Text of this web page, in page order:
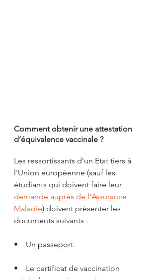
Comment obtenir une attestation
d’équivalence vaccinale ?
Les ressortissants d'un Etat tiers à
l'Union européenne (sauf les
étudiants qui doivent faire leur
demande auprès de l'Assurance
Maladie) doivent présenter les
documents suivants :
•    Un passeport.
•    Le certificat de vaccination